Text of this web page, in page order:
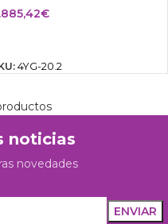
€
4YG-20.2
noticias
novedades